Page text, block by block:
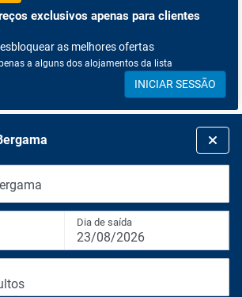
exclusivos apenas para clientes
as melhores ofertas
a alguns dos alojamentos da lista
INICIAR SESSÃO
Dia de saída
23/08/2026